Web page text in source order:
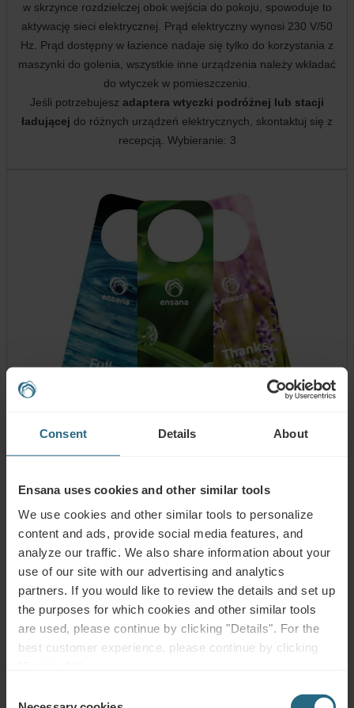
Consent Details About
Ensana uses cookies and other similar tools
We use cookies and other similar tools to personalize
content and ads, provide social media features, and
analyze our traffic. We also share information about your
use of our site with our advertising and analytics
partners. If you would like to review the details and set up
the purposes for which cookies and other similar tools
are used, please continue by clicking "Details". For the
best customer experience, please continue by clicking
w skrzynce rozdzielczej obok wejścia do pokoju, spowoduje to
aktywację sieci elektrycznej. Prąd elektryczny wynosi 230 V/50
Hz. Prąd dostępny w łazience nadaje się tylko do korzystania z
maszynki do golenia, wszystkie inne urządzenia należy wkładać
do wtyczek w pomieszczeniu.
Jeśli potrzebujesz adaptera wtyczki podróżnej lub stacji
ładującej do różnych urządzeń elektrycznych, skontaktuj się z
recepcją. Wybieranie: 3
Sprzątanie
Codzienne sprzątanie:aby zapewnić czystość Twojego pokoju,
wprowadziliśmy wielopoziomowy system sprzątania. Pościel
zmieniana jest co 3 dni, a ręczniki codziennie na życzenie.
Określ, w jaki sposób chcesz, abyśmy posprzątali Twój pokój,
wieszając codziennie odpowiednią instrukcję na klamce: Pełne
codzienne sprzątanie / Ekologiczne odświeżenie pokoju / Dzięki,
nie ma potrzeby sprzątania